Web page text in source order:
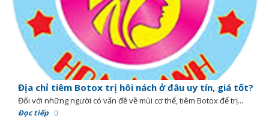
Địa chỉ tiêm Botox trị hôi nách ở đâu uy tín, giá tốt?
Đối với những người có vấn đề về mùi cơ thể, tiêm Botox để trị...
Đọc tiếp